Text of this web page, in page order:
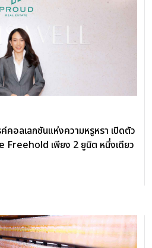
อลเลกชันแห่งความหรูหรา เปิดตัว
เพียง 2 ยูนิต หนึ่งเดียว